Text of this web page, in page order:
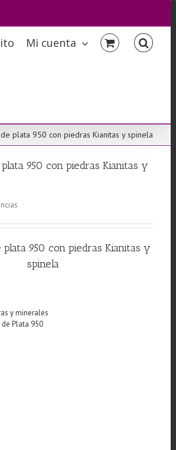
Mi cuenta
plata 950 con piedras Kianitas y spinela
950 con piedras Kianitas y
plata 950 con piedras Kianitas y
spinela
y minerales
Plata 950